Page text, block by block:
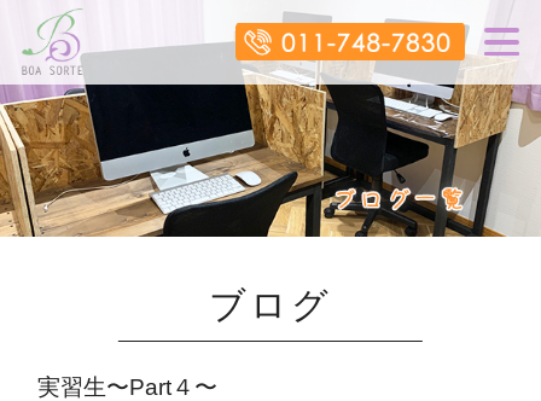
ブログ
実習生〜Part４〜